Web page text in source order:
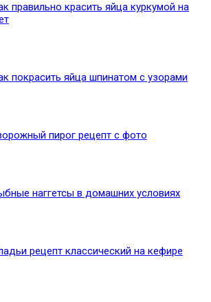
правильно красить яйца куркумой на
покрасить яйца шпинатом с узорами
пирог рецепт с фото
наггетсы в домашних условиях
рецепт классический на кефире